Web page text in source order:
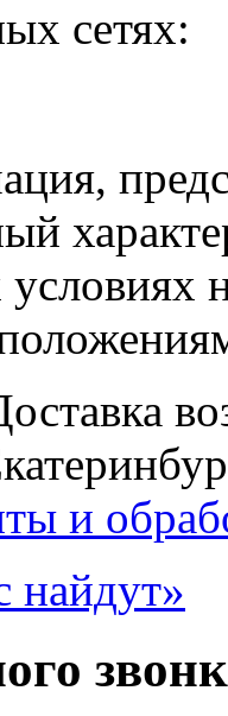
сетях:
и
найдут»